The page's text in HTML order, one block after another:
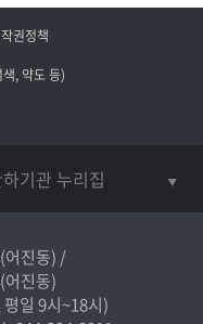
권정책
, 약도 등)
기관 누리집
어진동) /
어진동)
평일 9시~18시)